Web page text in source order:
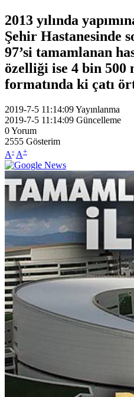
2013 yılında
Şehir Hastanesinde
97’si tamamlanan
özelliği ise 4 bin
formatında ki çatı
2019-7-5 11:14:09Yayınlanma
2019-7-5 11:14:09 Güncelleme
0Yorum
2555 Gösterim
A- A+